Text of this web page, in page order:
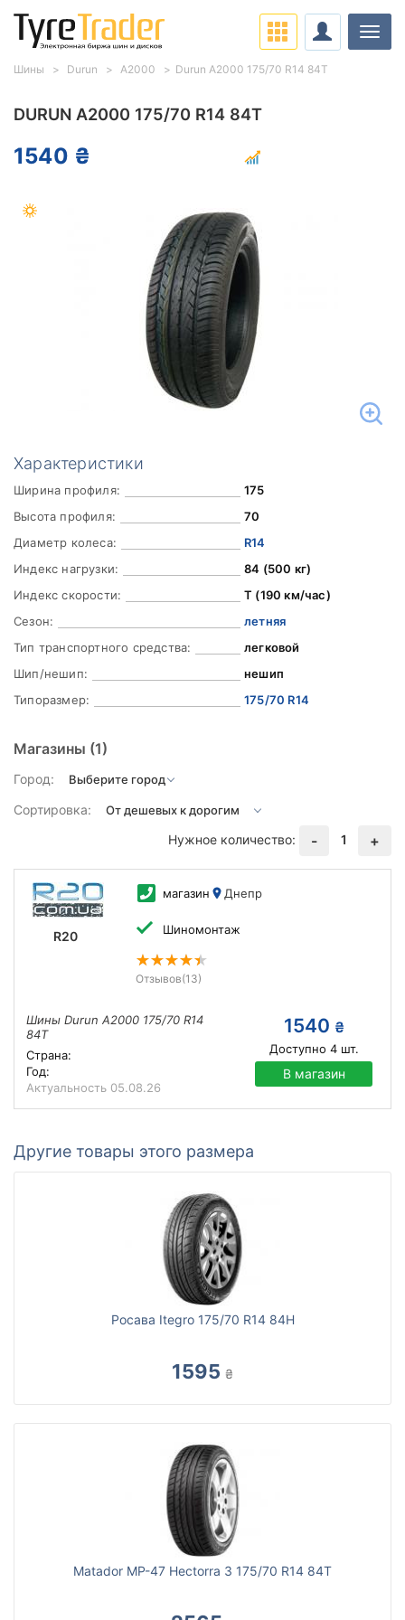
DURUN A2000 175/70 R14 84T
1540 ₴
Характеристики
Ширина профиля:
175
Высота профиля:
70
Диаметр колеса:
R14
Индекс нагрузки:
84 (500 кг)
Индекс скорости:
T (190 км/час)
Сезон:
летняя
Тип транспортного средства:
легковой
Шип/нешип:
нешип
Типоразмер:
175/70 R14
Магазины (1)
Город:
Сортировка:
Нужное количество:
- 1 +
R20
магазин Днепр
Шиномонтаж
Отзывов(13)
Шины Durun A2000 175/70 R14
84T
Страна:
Год:
Актуальность 05.08.26
1540 ₴
Доступно 4шт.
В магазин
Другие товары этого размера
Росава Itegro 175/70 R14 84H
1595 ₴
Matador MP-47 Hectorra 3 175/70 R14 84T
Шины Durun A2000 Durun A2000 175/70 R14 84T